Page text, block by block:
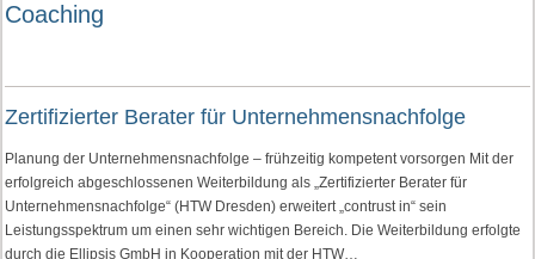
Coaching
Zertifizierter Berater für Unternehmensnachfolge
Planung der Unternehmensnachfolge – frühzeitig kompetent vorsorgen Mit der
erfolgreich abgeschlossenen Weiterbildung als „Zertifizierter Berater für
Unternehmensnachfolge“ (HTW Dresden) erweitert „contrust in“ sein
Leistungsspektrum um einen sehr wichtigen Bereich. Die Weiterbildung erfolgte
durch die Ellipsis GmbH in Kooperation mit der HTW…